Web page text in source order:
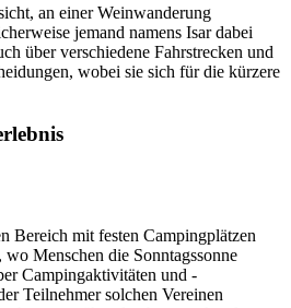
an einer Weinwanderung
jemand namens Isar dabei
über verschiedene Fahrstrecken und
wobei sie sich für die kürzere
Bereich mit festen Campingplätzen
Menschen die Sonntagssonne
Campingaktivitäten und -
Teilnehmer solchen Vereinen